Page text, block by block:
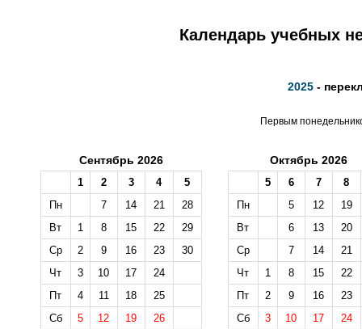
Календарь учебных
2025 -
Первым
Сентябрь 2026
1 2 3 4
5
Пн
7 14 21
28
Вт
1 8 15 22
29
Ср
2 9 16 23
30
Чт
3 10 17
24
Пт
4 11 18
25
Сб
5 12 19
26
Октябрь 2026
5 6 7
8
Пн
5 12
19
Вт
6 13
20
Ср
7 14
21
Чт
1 8 15
22
Пт
2 9 16
23
Сб
3 10 17
24